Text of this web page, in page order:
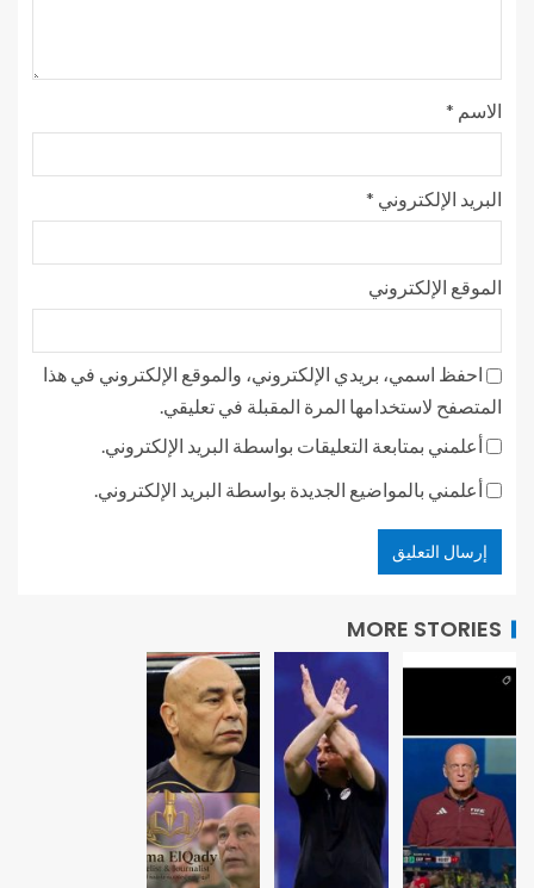
الاسم *
البريد الإلكتروني *
الموقع الإلكتروني
احفظ اسمي، بريدي الإلكتروني، والموقع الإلكتروني في هذا
المتصفح لاستخدامها المرة المقبلة في تعليقي.
أعلمني بمتابعة التعليقات بواسطة البريد الإلكتروني.
أعلمني بالمواضيع الجديدة بواسطة البريد الإلكتروني.
MORE STORIES